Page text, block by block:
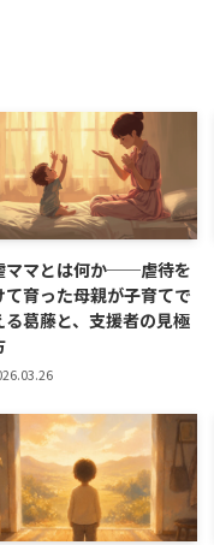
ママとは何か──虐待を
て育った母親が子育てで
る葛藤と、支援者の見極